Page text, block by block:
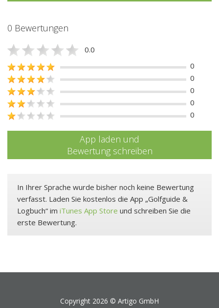
0 Bewertungen
0.0
0
0
0
0
0
App laden und
Bewertung schreiben
In Ihrer Sprache wurde bisher noch keine Bewertung
verfasst. Laden Sie kostenlos die App „Golfguide &
Logbuch“ im iTunes App Store und schreiben Sie die
erste Bewertung.
Copyright 2026 © Artigo GmbH